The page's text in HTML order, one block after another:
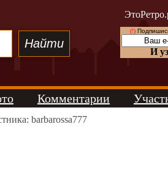
(!)
И
Комментарии
barbarossa777